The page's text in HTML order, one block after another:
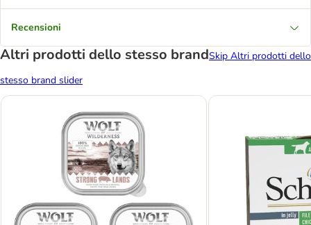
Recensioni
Altri prodotti dello stesso brandSkip Altri prodotti dello
stesso brand slider